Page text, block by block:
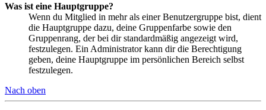
Was ist eine Hauptgruppe?
Wenn du Mitglied in mehr als einer Benutzergruppe bist, dient
die Hauptgruppe dazu, deine Gruppenfarbe sowie den
Gruppenrang, der bei dir standardmäßig angezeigt wird,
festzulegen. Ein Administrator kann dir die Berechtigung
geben, deine Hauptgruppe im persönlichen Bereich selbst
festzulegen.
Nach oben